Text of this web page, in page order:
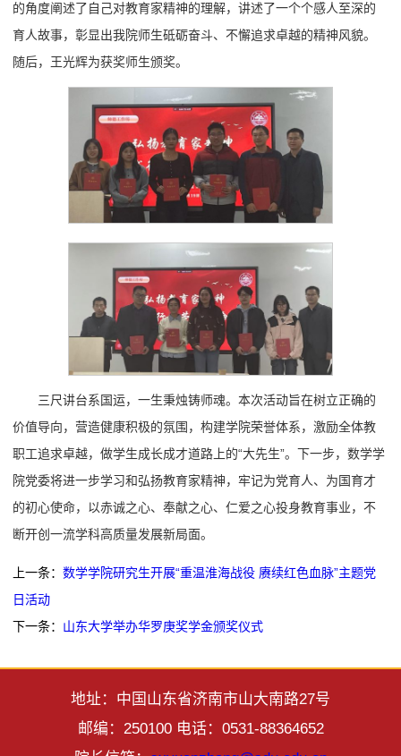
的角度阐述了自己对教育家精神的理解，讲述了一个个感人至深的
育人故事，彰显出我院师生砥砺奋斗、不懈追求卓越的精神风貌。
随后，王光辉为获奖师生颁奖。
三尺讲台系国运，一生秉烛铸师魂。本次活动旨在树立正确的
价值导向，营造健康积极的氛围，构建学院荣誉体系，激励全体教
职工追求卓越，做学生成长成才道路上的“大先生”。下一步，数学学
院党委将进一步学习和弘扬教育家精神，牢记为党育人、为国育才
的初心使命，以赤诚之心、奉献之心、仁爱之心投身教育事业，不
断开创一流学科高质量发展新局面。
上一条：数学学院研究生开展“重温淮海战役 赓续红色血脉”主题党
日活动
下一条： 山东大学举办华罗庚奖学金颁奖仪式
地址：中国山东省济南市山大南路27号
邮编：250100 电话：0531-88364652